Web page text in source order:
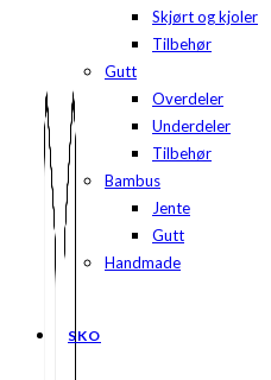
Skjørt og kjoler
Tilbehør
Gutt
Overdeler
Underdeler
Tilbehør
Bambus
Jente
Gutt
Handmade
SKO